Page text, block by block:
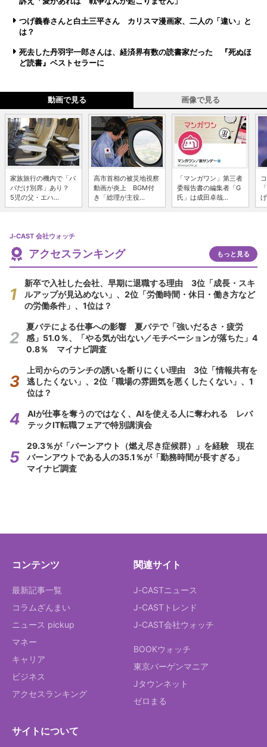
つげ義春さんと白土三平さん カリスマ漫画家、二人の「違い」と
は？
死去した丹羽宇一郎さんは、経済界有数の読書家だった 『死ぬほ
ど読書』ベストセラーに
動画で見る 画像で見る
家族旅行の機内で「パ
パだけ別席」あり？
5児の父・エハ...
高市首相の被災地視察
動画が炎上 BGM付
き「総理が主役...
「マンガワン」第三者
委報告書の編集者「G
氏」は成田卓哉...
J-CAST 会社ウォッチ
アクセスランキング もっと見る
新卒で入社した会社、早期に退職する理由 3位「成長・スキ
ルアップが見込めない」、2位「労働時間・休日・働き方など
の労働条件」、1位は？
夏バテによる仕事への影響 夏バテで「強いだるさ・疲労
感」51.0％、「やる気が出ない／モチベーションが落ちた」4
0.8％ マイナビ調査
上司からのランチの誘いを断りにくい理由 3位「情報共有を
逃したくない」、2位「職場の雰囲気を悪くしたくない」、1
位は？
AIが仕事を奪うのではなく、AIを使える人に奪われる レバ
テックIT転職フェアで特別講演会
29.3％が「バーンアウト（燃え尽き症候群）」を経験 現在
バーンアウトである人の35.1％が「勤務時間が長すぎる」
マイナビ調査
コンテンツ
最新記事一覧
コラムざんまい
ニュース pickup
マネー
キャリア
ビジネス
アクセスランキング
関連サイト
J-CASTニュース
J-CASTトレンド
J-CAST会社ウォッチ
BOOKウォッチ
東京バーゲンマニア
Jタウンネット
ゼロまる
サイトについて